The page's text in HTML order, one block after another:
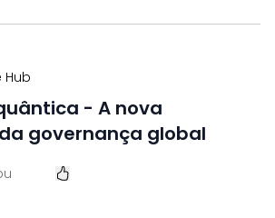
Hub
- A nova
governança global